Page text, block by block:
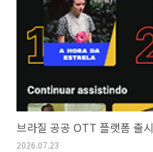
브라질 공공 OTT 플랫폼 출시
2026.07.23